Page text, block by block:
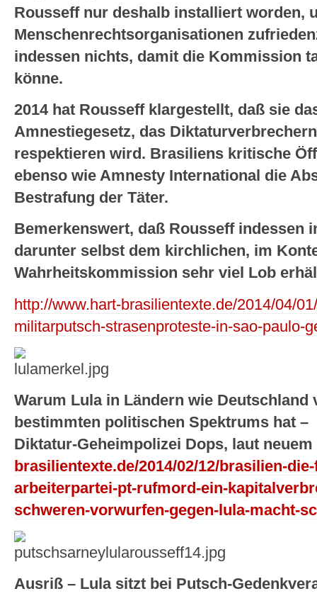
Rousseff nur deshalb installiert worden,
Menschenrechtsorganisationen
indessen nichts, damit die Kommission
könne.
2014 hat Rousseff klargestellt, daß sie
Amnestiegesetz, das
respektieren wird. Brasiliens kritische
ebenso wie Amnesty International die
Bestrafung der Täter.
Bemerkenswert, daß Rousseff indessen
darunter selbst dem kirchlichen, im
Wahrheitskommission sehr viel Lob
http://www.hart-brasilientexte.de/2014/04/
militarputsch-strasenproteste-in-sao-paulo-
Warum Lula in Ländern wie Deutschland
bestimmten politischen Spektrums hat –
Diktatur-Geheimpolizei Dops, laut
brasilientexte.de/2014/02/12/brasilien-
arbeiterpartei-pt-rufmord-ein-
schweren-vorwurfen-gegen-lula-macht-
Ausriß – Lula sitzt bei Putsch-